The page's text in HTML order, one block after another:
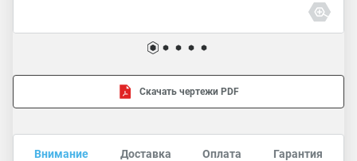
Скачать чертежи PDF
Внимание Доставка Оплата Гарантия